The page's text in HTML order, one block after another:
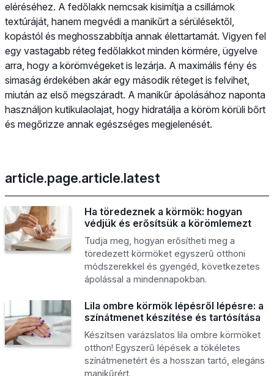
eléréséhez. A fedőlakk nemcsak kisimítja a csillámok
textúráját, hanem megvédi a manikűrt a sérülésektől,
kopástól és meghosszabbítja annak élettartamát. Vigyen fel
egy vastagabb réteg fedőlakkot minden körmére, ügyelve
arra, hogy a körömvégeket is lezárja. A maximális fény és
simaság érdekében akár egy második réteget is felvihet,
miután az első megszáradt. A manikűr ápolásához naponta
használjon kutikulaolajat, hogy hidratálja a köröm körüli bőrt
és megőrizze annak egészséges megjelenését.
article.page.article.latest
Ha töredeznek a körmök: hogyan
védjük és erősítsük a körömlemezt
Tudja meg, hogyan erősítheti meg a
töredezett körmöket egyszerű otthoni
módszerekkel és gyengéd, következetes
ápolással a mindennapokban.
Lila ombre körmök lépésről lépésre: a
színátmenet készítése és tartósítása
Készítsen varázslatos lila ombre körmöket
otthon! Egyszerű lépések a tökéletes
színátmenetért és a hosszan tartó, elegáns
manikűrért.